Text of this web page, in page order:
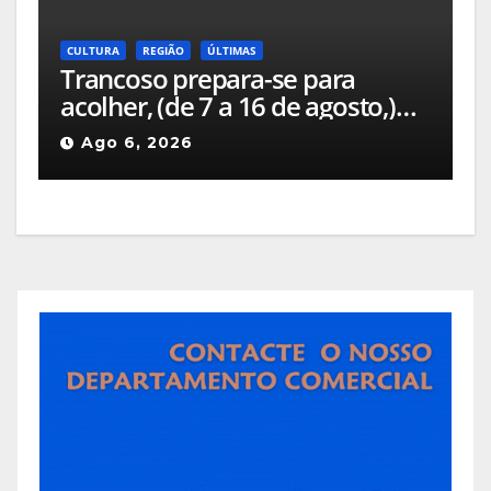
CULTURA REGIÃO ÚLTIMAS
Trancoso prepara-se para
acolher, (de 7 a 16 de agosto,)
mais uma edição da Feira de
São Bartolomeu, a feira franca
mais antiga do país
Ago 6, 2026